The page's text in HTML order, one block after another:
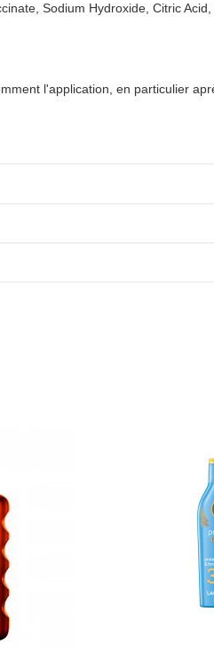
Sodium Hydroxide, Citric
l'application, en particulier